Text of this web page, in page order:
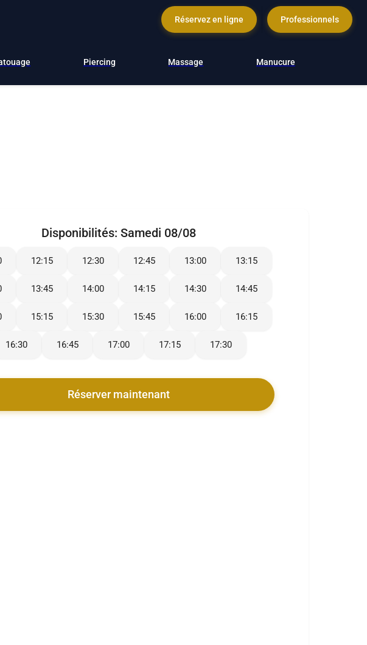
Réservez en ligne Professionnels
Piercing Massage Manucure
Disponibilités: Samedi 08/08
12:15 12:30 12:45 13:00 13:15
13:45 14:00 14:15 14:30 14:45
15:15 15:30 15:45 16:00 16:15
16:30 16:45 17:00 17:15 17:30
Réserver maintenant